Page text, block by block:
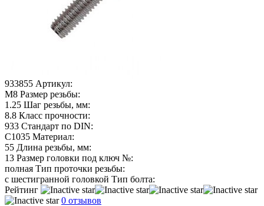
933855 Артикул:
М8 Размер резьбы:
1.25 Шаг резьбы, мм:
8.8 Класс прочности:
933 Стандарт по DIN:
C1035 Материал:
55 Длина резьбы, мм:
13 Размер головки под ключ №:
полная Тип проточки резьбы:
с шестигранной головкой Тип болта:
Рейтинг
0 отзывов